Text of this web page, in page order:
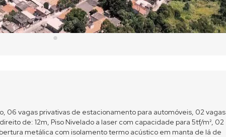
06 vagas privativas de estacionamento para automóveis, 02 vagas
de: 12m, Piso Nivelado a laser com capacidade para 5tf/m², 02
metálica com isolamento termo acústico em manta de lá de